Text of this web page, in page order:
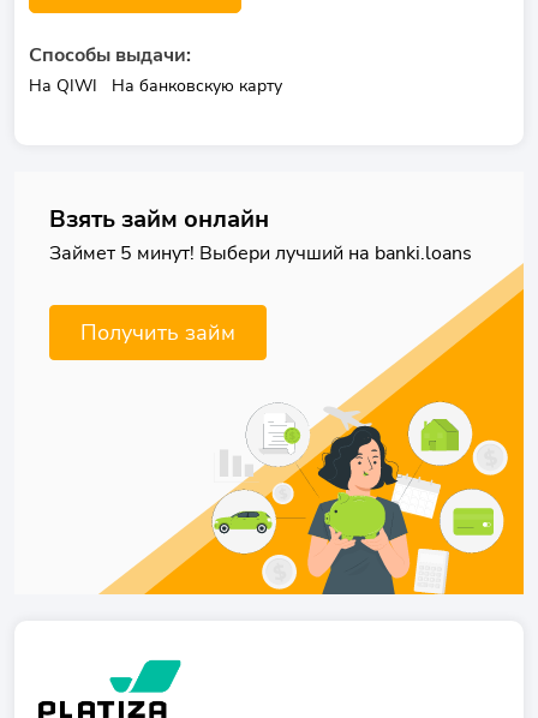
Способы выдачи:
На QIWI На банковскую карту
Взять займ онлайн
Займет 5 минут! Выбери лучший на banki.loans
Получить займ